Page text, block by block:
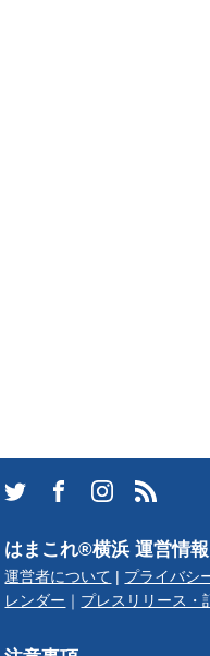
はまこれ®横浜 運営情報
運営者について プライバシ
レンダー
プレスリリース・